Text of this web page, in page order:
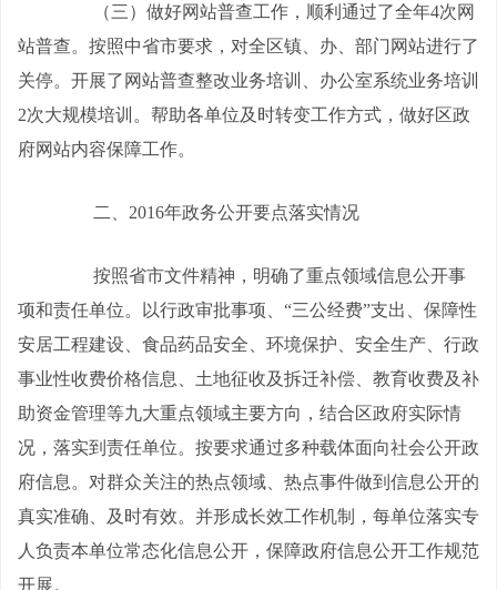
（三）做好网站普查工作，顺利通过了全年4次网
站普查。按照中省市要求，对全区镇、办、部门网站进行了
关停。开展了网站普查整改业务培训、办公室系统业务培训
2次大规模培训。帮助各单位及时转变工作方式，做好区政
府网站内容保障工作。
二、 2016年政务公开要点落实情况
按照省市文件精神，明确了重点领域信息公开事
项和责任单位。以行政审批事项、“三公经费”支出、保障性
安居工程建设、食品药品安全、环境保护、安全生产、行政
事业性收费价格信息、土地征收及拆迁补偿、教育收费及补
助资金管理等九大重点领域主要方向，结合区政府实际情
况，落实到责任单位。按要求通过多种载体面向社会公开政
府信息。对群众关注的热点领域、热点事件做到信息公开的
真实准确、及时有效。并形成长效工作机制，每单位落实专
人负责本单位常态化信息公开，保障政府信息公开工作规范
开展。